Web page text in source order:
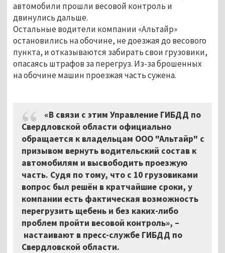
автомобили прошли весовой контроль и
двинулись дальше.
Остальные водители компании «Альтайр»
остановились на обочине, не доезжая до весового
пункта, и отказываются забирать свои грузовики,
опасаясь штрафов за перегруз. Из-за брошенных
на обочине машин проезжая часть сужена.
«В связи с этим Управление ГИБДД по
Свердловской области официально
обращается к владельцам ООО "Альтайр" с
призывом вернуть водительский состав к
автомобилям и высвободить проезжую
часть. Судя по тому, что с 10 грузовиками
вопрос был решён в кратчайшие сроки, у
компании есть фактическая возможность
перегрузить щебень и без каких-либо
проблем пройти весовой контроль», –
настаивают в пресс-службе ГИБДД по
Свердловской области.